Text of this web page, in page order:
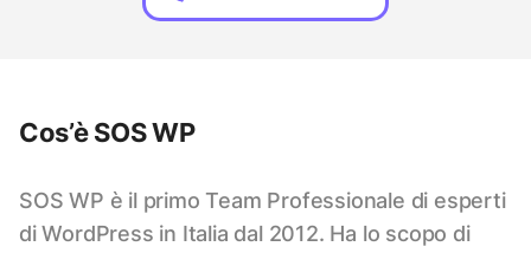
Cos’è SOS WP
SOS WP è il primo Team Professionale di esperti
di WordPress in Italia dal 2012. Ha lo scopo di